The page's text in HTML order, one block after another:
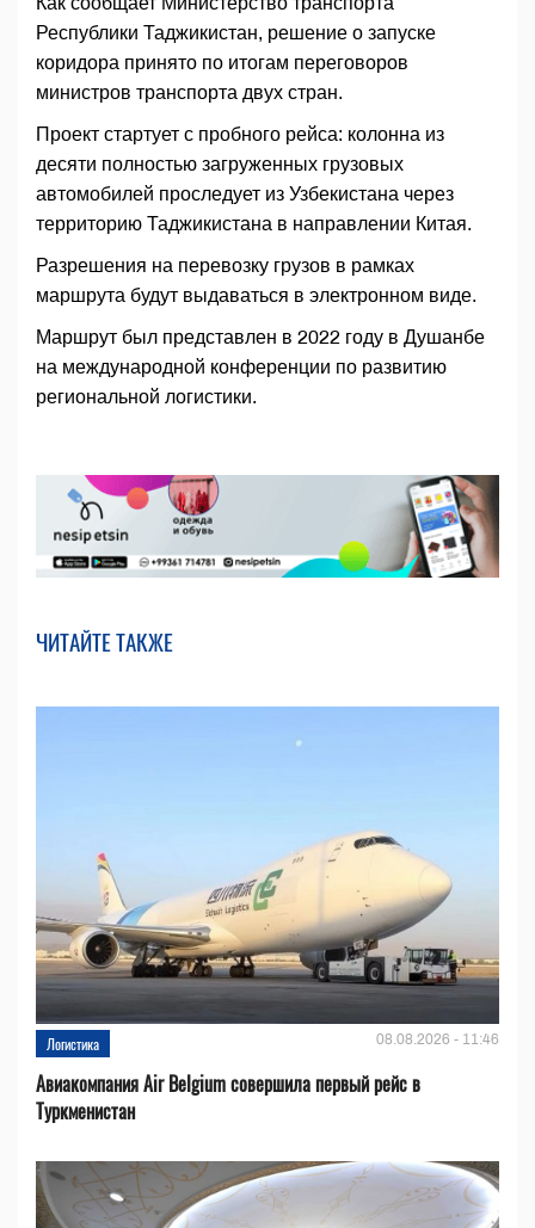
Республики Таджикистан, решение о запуске
коридора принято по итогам переговоров
министров транспорта двух стран.
Проект стартует с пробного рейса: колонна из
десяти полностью загруженных грузовых
автомобилей проследует из Узбекистана через
территорию Таджикистана в направлении Китая.
Разрешения на перевозку грузов в рамках
маршрута будут выдаваться в электронном виде.
Маршрут был представлен в 2022 году в Душанбе
на международной конференции по развитию
региональной логистики.
ЧИТАЙТЕ ТАКЖЕ
Логистика 08.08.2026 - 11:46
Авиакомпания Air Belgium совершила первый рейс в
Туркменистан